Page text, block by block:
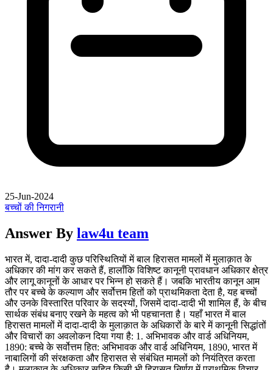
25-Jun-2024
बच्चों की निगरानी
Answer By law4u team
भारत में, दादा-दादी कुछ परिस्थितियों में बाल हिरासत मामलों में मुलाक़ात के
अधिकार की मांग कर सकते हैं, हालाँकि विशिष्ट कानूनी प्रावधान अधिकार क्षेत्र
और लागू कानूनों के आधार पर भिन्न हो सकते हैं। जबकि भारतीय कानून आम
तौर पर बच्चे के कल्याण और सर्वोत्तम हितों को प्राथमिकता देता है, यह बच्चों
और उनके विस्तारित परिवार के सदस्यों, जिसमें दादा-दादी भी शामिल हैं, के बीच
सार्थक संबंध बनाए रखने के महत्व को भी पहचानता है। यहाँ भारत में बाल
हिरासत मामलों में दादा-दादी के मुलाक़ात के अधिकारों के बारे में कानूनी सिद्धांतों
और विचारों का अवलोकन दिया गया है: 1. अभिभावक और वार्ड अधिनियम,
1890: बच्चे के सर्वोत्तम हित: अभिभावक और वार्ड अधिनियम, 1890, भारत में
नाबालिगों की संरक्षकता और हिरासत से संबंधित मामलों को नियंत्रित करता